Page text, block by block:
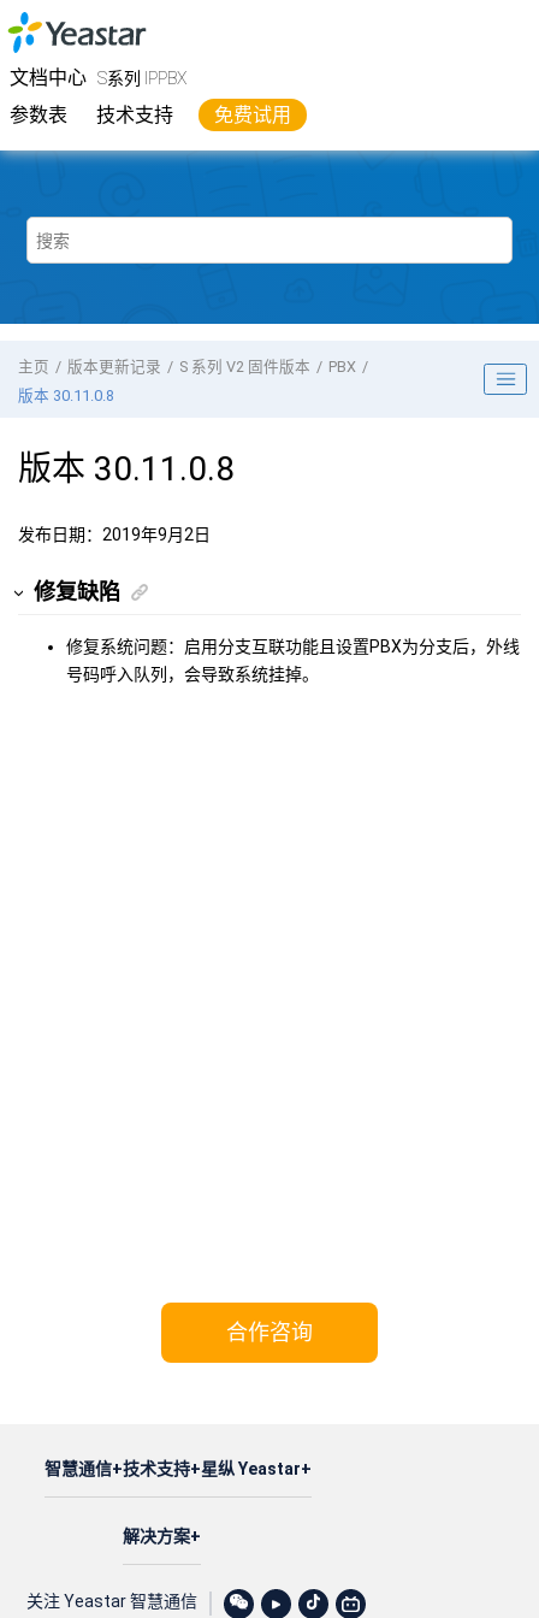
跳转到主要内容
文档中心 S系列 IPPBX
参数表 技术支持 免费试用
YeastarS系列 IPPBX
主页 版本更新记录 S 系列 V2 固件版本
PBX
版本 30.11.0.8
版本 30.11.0.8
发布日期：2019年9月2日
修复缺陷
修复系统问题：启用分支互联功能且设置PBX为分支后，外线
号码呼入队列，会导致系统挂掉。
合作咨询
智慧通信 技术支持
解决方案
星纵 Yeastar
关注 Yeastar 智慧通信